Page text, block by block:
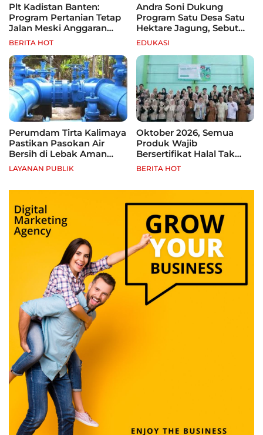
Plt Kadistan Banten:
Program Pertanian Tetap
Jalan Meski Anggaran
Terbatas, Fokus Jagung
hingga Tebu
BERITA HOT
Andra Soni Dukung
Program Satu Desa Satu
Hektare Jagung, Sebut
Banten Punya Peluang
Jadi Sentra Produksi
EDUKASI
Perumdam Tirta Kalimaya
Pastikan Pasokan Air
Bersih di Lebak Aman
Selama Kemarau
LAYANAN PUBLIK
Oktober 2026, Semua
Produk Wajib
Bersertifikat Halal Tak
Kantongi Sertifikat Halal,
Pelaku Usaha Terancam
BERITA HOT